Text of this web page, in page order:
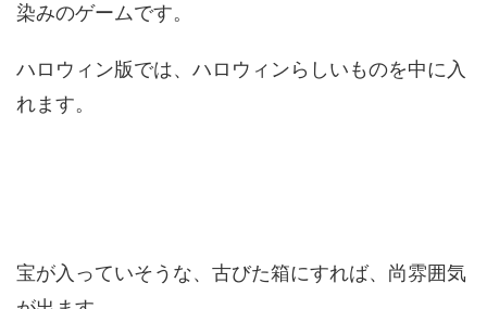
染みのゲームです。
ハロウィン版では、ハロウィンらしいものを中に入
れます。
宝が入っていそうな、古びた箱にすれば、尚雰囲気